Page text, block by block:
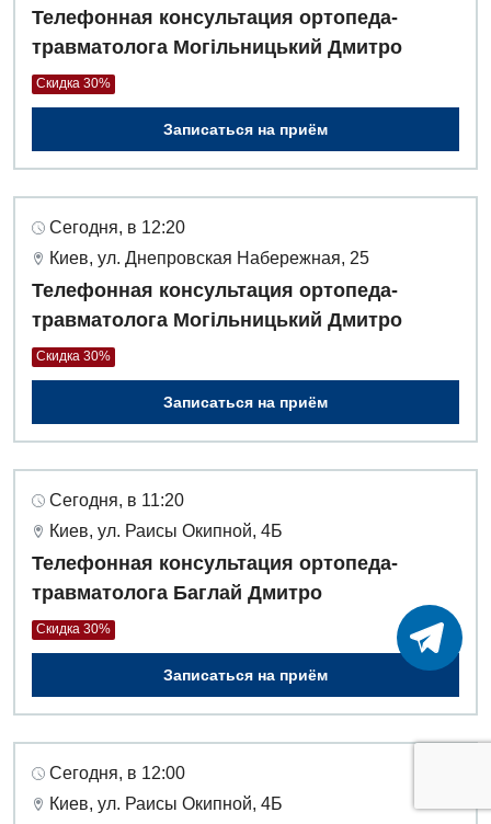
Телефонная консультация ортопеда-
травматолога Могільницький Дмитро
Скидка 30%
Записаться на приём
Сегодня, в 12:20
Киев, ул. Днепровская Набережная, 25
Телефонная консультация ортопеда-
травматолога Могільницький Дмитро
Скидка 30%
Записаться на приём
Сегодня, в 11:20
Киев, ул. Раисы Окипной, 4Б
Телефонная консультация ортопеда-
травматолога Баглай Дмитро
Скидка 30%
Записаться на приём
Сегодня, в 12:00
Киев, ул. Раисы Окипной, 4Б